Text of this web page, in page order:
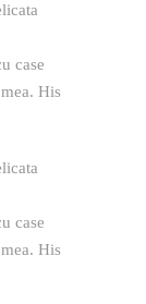
case
His
case
His